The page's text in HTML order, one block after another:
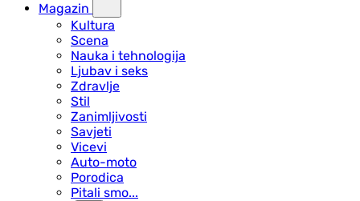
Magazin
Kultura
Scena
Nauka i tehnologija
Ljubav i seks
Zdravlje
Stil
Zanimljivosti
Savjeti
Vicevi
Auto-moto
Porodica
Pitali smo...